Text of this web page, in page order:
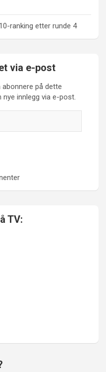
ranking etter runde 4
via e-post
på dette
innlegg via e-post.
TV: